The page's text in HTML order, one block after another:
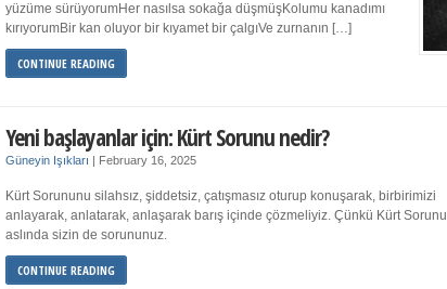
yüzüme sürüyorumHer nasılsa sokağa düşmüşKolumu kanadımı
kırıyorumBir kan oluyor bir kıyamet bir çalgıVe zurnanın […]
CONTINUE READING
Yeni başlayanlar için: Kürt Sorunu nedir?
Güneyin Işıkları February 16, 2025
Kürt Sorununu silahsız, şiddetsiz, çatışmasız oturup konuşarak, birbirimizi
anlayarak, anlatarak, anlaşarak barış içinde çözmeliyiz. Çünkü Kürt Sorunu
aslında sizin de sorununuz.
CONTINUE READING